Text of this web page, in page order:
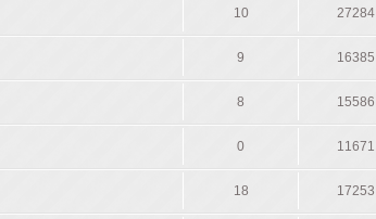
10 27284
9 16385
8 15586
0 11671
18 17253